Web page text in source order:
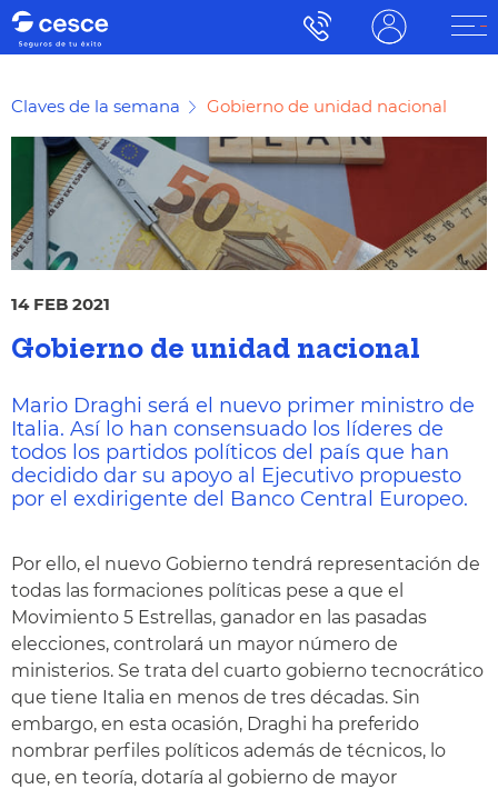
Claves de la semana Gobierno de unidad nacional
14 FEB 2021
Gobierno de unidad nacional
Mario Draghi será el nuevo primer ministro de
Italia. Así lo han consensuado los líderes de
todos los partidos políticos del país que han
decidido dar su apoyo al Ejecutivo propuesto
por el exdirigente del Banco Central Europeo.
Por ello, el nuevo Gobierno tendrá representación de
todas las formaciones políticas pese a que el
Movimiento 5 Estrellas, ganador en las pasadas
elecciones, controlará un mayor número de
ministerios. Se trata del cuarto gobierno tecnocrático
que tiene Italia en menos de tres décadas. Sin
embargo, en esta ocasión, Draghi ha preferido
nombrar perfiles políticos además de técnicos, lo
que, en teoría, dotaría al gobierno de mayor